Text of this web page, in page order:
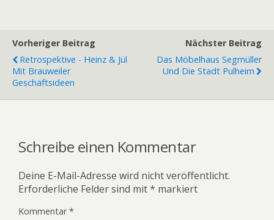
Vorheriger Beitrag
Retrospektive - Heinz & Jül
Mit Brauweiler
Geschäftsideen
Nächster Beitrag
Das Möbelhaus Segmüller
Und Die Stadt Pulheim
Schreibe einen Kommentar
Deine E-Mail-Adresse wird nicht veröffentlicht.
Erforderliche Felder sind mit* markiert
Kommentar*